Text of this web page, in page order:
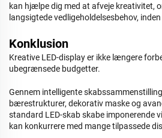
kan hjælpe dig med at afveje kreativitet,
langsigtede vedligeholdelsesbehov,
Konklusion
Kreative LED-display er ikke længere
ubegrænsede budgetter.
Gennem intelligente
bærestrukturer, dekorativ maske og
standard LED-skab skabe imponerende
kan konkurrere med mange tilpassede